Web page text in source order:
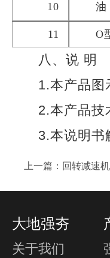
10 油
11 O
八、说 明
1.本产品图
2.本产品技
3.本说明书
上一篇： 回转减速机
大地强夯
关于我们